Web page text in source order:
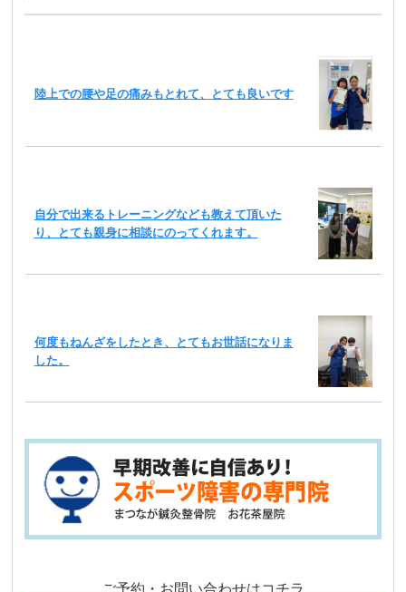
陸上での腰や足の痛みもとれて、とても良いです
自分で出来るトレーニングなども教えて頂いた
り、とても親身に相談にのってくれます。
何度もねんざをしたとき、とてもお世話になりま
した。
ご予約・お問い合わせはコチラ